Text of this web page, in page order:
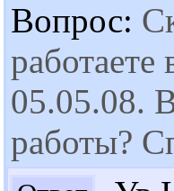
Вопрос:
05.05.08.
работы?